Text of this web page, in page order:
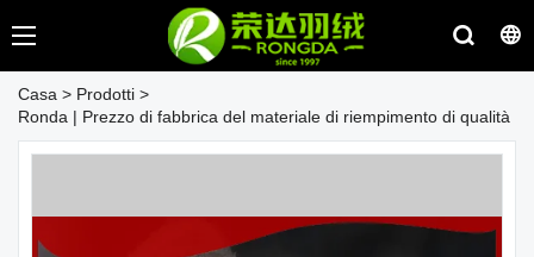
Casa > Prodotti >
Ronda | Prezzo di fabbrica del materiale di riempimento di qualità